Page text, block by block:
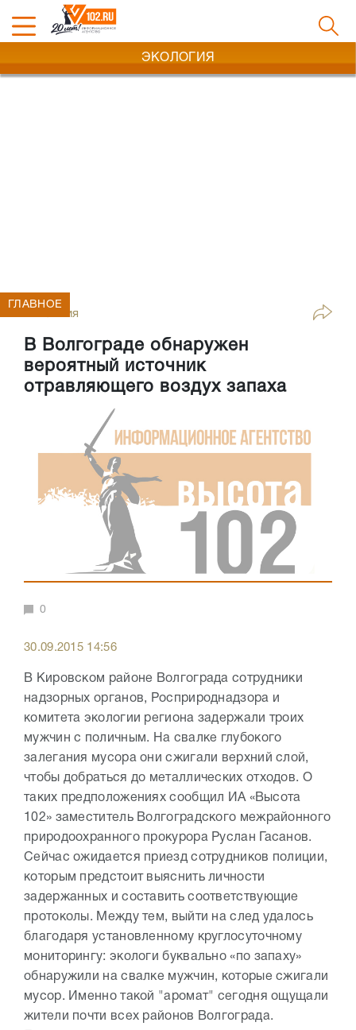
ЭКОЛОГИЯ
Экология
В Волгограде обнаружен
вероятный источник
отравляющего воздух запаха
ГЛАВНОЕ
0
30.09.2015 14:56
В Кировском районе Волгограда сотрудники
надзорных органов, Росприроднадзора и
комитета экологии региона задержали троих
мужчин с поличным. На свалке глубокого
залегания мусора они сжигали верхний слой,
чтобы добраться до металлических отходов. О
таких предположениях сообщил ИА «Высота
102» заместитель Волгоградского межрайонного
природоохранного прокурора Руслан Гасанов.
Сейчас ожидается приезд сотрудников полиции,
которым предстоит выяснить личности
задержанных и составить соответствующие
протоколы. Между тем, выйти на след удалось
благодаря установленному круглосуточному
мониторингу: экологи буквально «по запаху»
обнаружили на свалке мужчин, которые сжигали
мусор. Именно такой "аромат" сегодня ощущали
жители почти всех районов Волгограда.